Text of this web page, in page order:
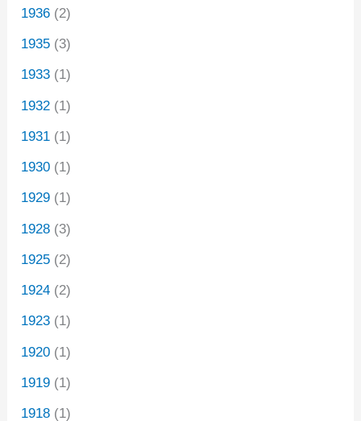
1936 (2)
1935 (3)
1933 (1)
1932 (1)
1931 (1)
1930 (1)
1929 (1)
1928 (3)
1925 (2)
1924 (2)
1923 (1)
1920 (1)
1919 (1)
1918 (1)